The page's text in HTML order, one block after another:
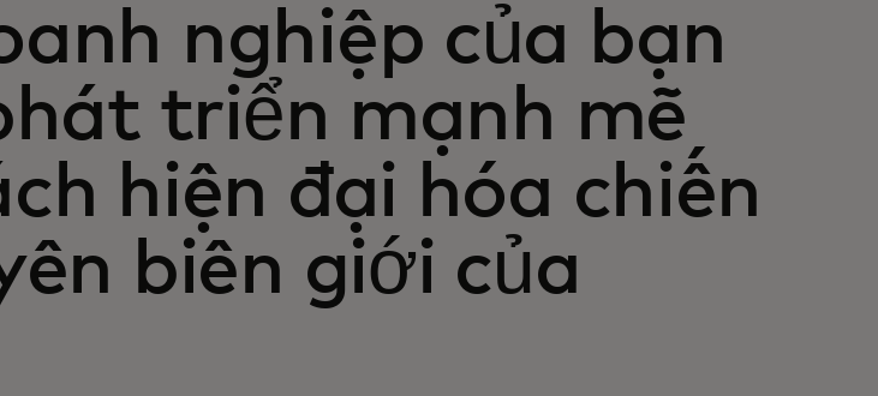
nghiệp của bạn
triển mạnh mẽ
hiện đại hóa chiến
biên giới của